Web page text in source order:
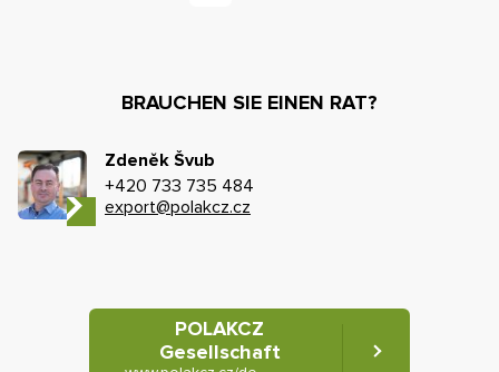
BRAUCHEN SIE EINEN RAT?
Zdeněk Švub
+420 733 735 484
export@polakcz.cz
POLAKCZ
Gesellschaft